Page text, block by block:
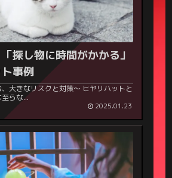
探し物に時間がかかる」
事例
スクと対策～ ヒヤリハットと
らな...
2025.01.23